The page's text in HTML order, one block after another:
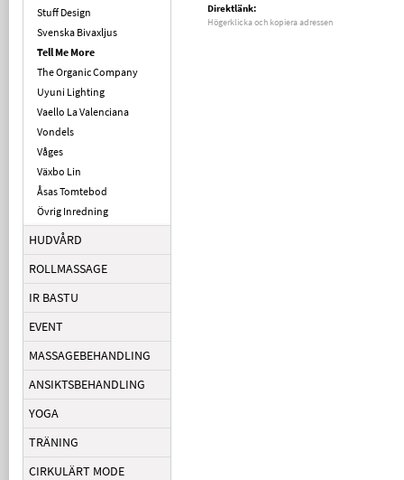
Stuff Design
Svenska Bivaxljus
Tell Me More
The Organic Company
Uyuni Lighting
Vaello La Valenciana
Vondels
Våges
Växbo Lin
Åsas Tomtebod
Övrig Inredning
HUDVÅRD
ROLLMASSAGE
IR BASTU
EVENT
MASSAGEBEHANDLING
ANSIKTSBEHANDLING
YOGA
TRÄNING
CIRKULÄRT MODE
Direktlänk:
Högerklicka och kopiera adressen